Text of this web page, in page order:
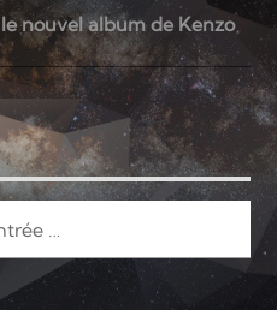
nouvel album de Kenzo